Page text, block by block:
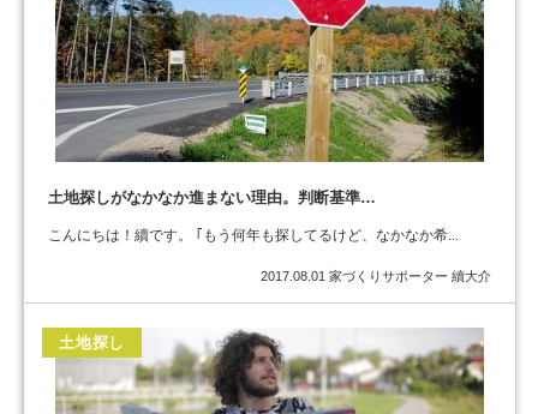
土地探しがなかなか進まない理由。判断基準…
こんにちは！續です。 ｢もう何年も探してるけど、なかなか希...
2017.08.01 家づくりサポーター 續大介
土地探し